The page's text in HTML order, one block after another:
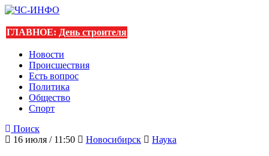
ГЛАВНОЕ: День строителя
Новости
Происшествия
Есть вопрос
Политика
Общество
Спорт
Поиск
16 июля / 11:50
Новосибирск Наука